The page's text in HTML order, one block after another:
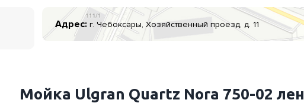
Адрес: г. Чебоксары, Хозяйственный проезд, д. 11
Мойка Ulgran Quartz Nora 750-02 лен